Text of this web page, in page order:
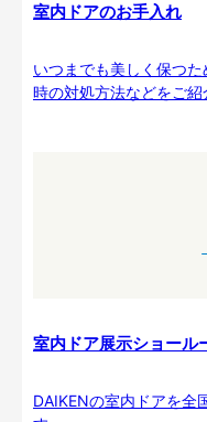
室内ドアのお手入れ
いつまでも美しく保つ
時の対処方法などをご紹
室内ドア展示ショール
DAIKENの室内ドアを全